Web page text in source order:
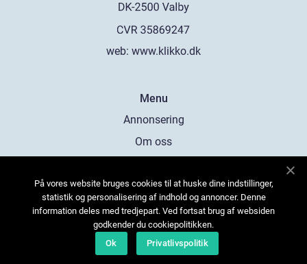
web: www.klikko.dk
Menu
Annonsering
Om oss
Kontakta oss
Sitemap
På vores website bruges cookies til at huske dine indstillinger,
statistik og personalisering af indhold og annoncer. Denne
information deles med tredjepart. Ved fortsat brug af websiden
godkender du cookiepolitikken.
Ok
Privatlivspolitik